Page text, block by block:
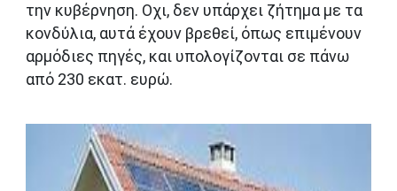
την κυβέρνηση. Οχι, δεν υπάρχει ζήτημα με τα
κονδύλια, αυτά έχουν βρεθεί, όπως επιμένουν
αρμόδιες πηγές, και υπολογίζονται σε πάνω
από 230 εκατ. ευρώ.